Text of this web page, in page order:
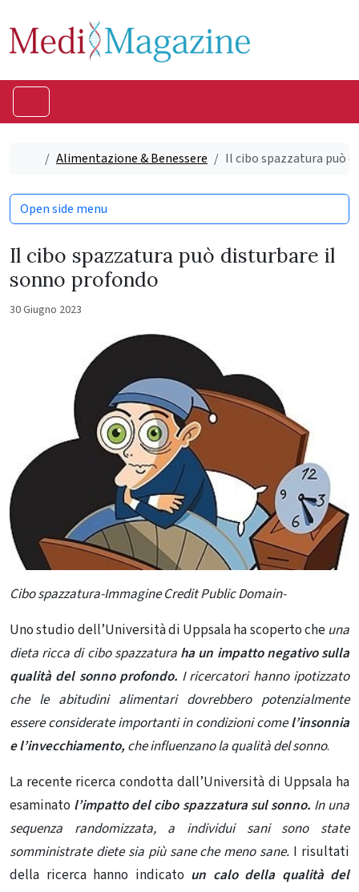
Home
Alimentazione & Benessere Il cibo spazzatura può
Il cibo spazzatura può disturbare il
sonno profondo
30 Giugno 2023
Cibo spazzatura-Immagine Credit Public Domain-
Uno studio dell’Università di Uppsala ha scoperto cheuna
dieta ricca di cibo spazzaturaha un impatto negativo sulla
qualità del sonno profondo. I ricercatori hanno ipotizzato
che le abitudini alimentari dovrebbero potenzialmente
essere considerate importanti in condizioni comel’insonnia
e l’invecchiamento, che influenzano la qualità del sonno.
La recente ricerca condotta dall’Università di Uppsala ha
esaminato l’impatto del cibo spazzatura sul sonno. In una
sequenza randomizzata, a individui sani sono state
somministrate diete sia più sane che meno sane. I risultati
della ricerca hanno indicato un calo della qualità del
Open side menu